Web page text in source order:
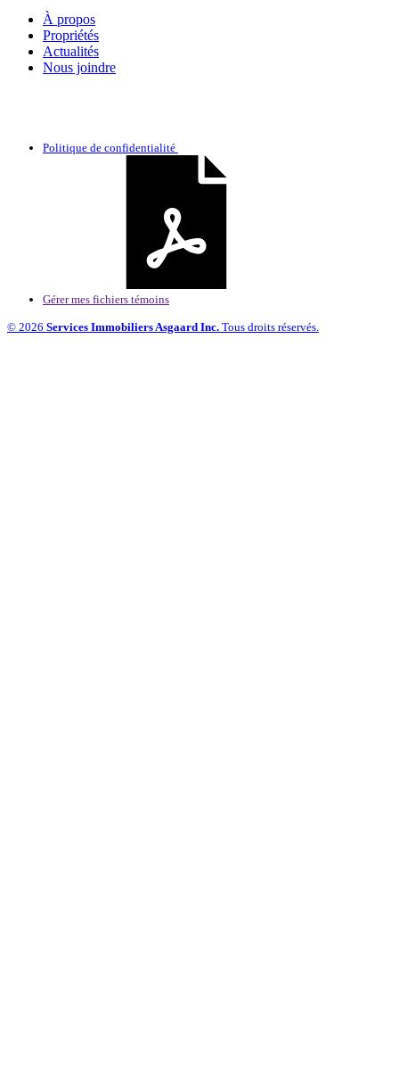
À propos
Propriétés
Actualités
Nous joindre
Politique de confidentialité
Gérer mes fichiers témoins
© 2026 Services Immobiliers Asgaard Inc. Tous droits réservés.